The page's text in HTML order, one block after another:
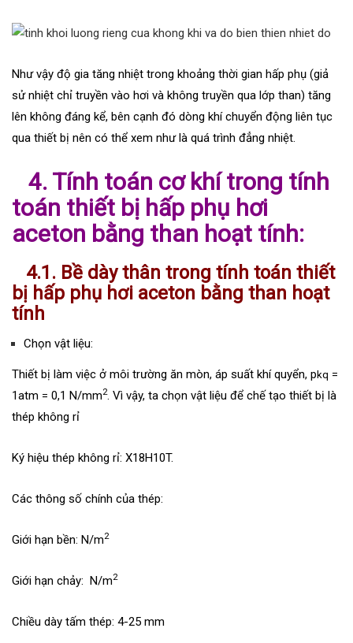
Như vậy độ gia tăng nhiệt trong khoảng thời gian hấp phụ (giả
sử nhiệt chỉ truyền vào hơi và không truyền qua lớp than) tăng
lên không đáng kể, bên cạnh đó dòng khí chuyển động liên tục
qua thiết bị nên có thể xem như là quá trình đẳng nhiệt.
4. Tính toán cơ khí trong tính
toán thiết bị hấp phụ hơi
aceton bằng than hoạt tính:
4.1. Bề dày thân trong tính toán thiết
bị hấp phụ hơi aceton bằng than hoạt
tính
Chọn vật liệu:
Thiết bị làm việc ở môi trường ăn mòn, áp suất khí quyển, pkq =
1atm = 0,1 N/mm2. Vì vậy, ta chọn vật liệu để chế tạo thiết bị là
thép không rỉ
Ký hiệu thép không rỉ: X18H10T.
Các thông số chính của thép:
Giới hạn bền: N/m2
Giới hạn chảy: N/m2
Chiều dày tấm thép: 4-25 mm